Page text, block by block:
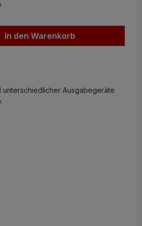
gewünschten Wert
In den Warenkorb
Ausgabegeräte